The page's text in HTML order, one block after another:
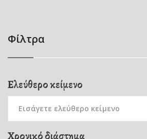
Φίλτρα
Ελεύθερο κείμενο
Χρονικό διάστημα